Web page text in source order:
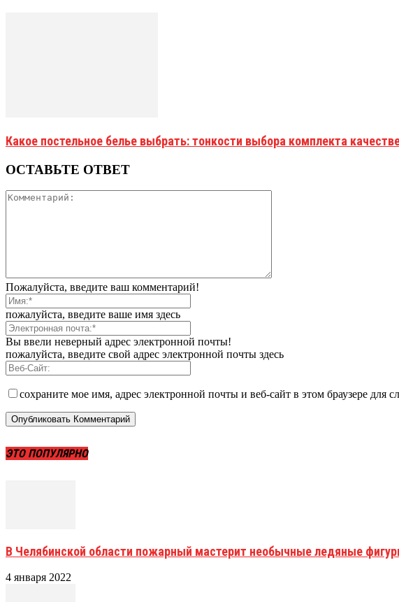
Какое постельное белье выбрать: тонкости выбора комплекта
ОСТАВЬТЕ ОТВЕТ
Пожалуйста, введите ваш комментарий!
пожалуйста, введите ваше имя здесь
Вы ввели неверный адрес электронной почты!
пожалуйста, введите свой адрес электронной почты здесь
сохраните мое имя, адрес электронной почты и веб-сайт в этом браузере для
ЭТО ПОПУЛЯРНО
В Челябинской области пожарный мастерит необычные ледяные
4 января 2022